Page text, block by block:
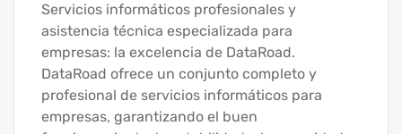
Servicios informáticos profesionales y
asistencia técnica especializada para
empresas: la excelencia de DataRoad.
DataRoad ofrece un conjunto completo y
profesional de servicios informáticos para
empresas, garantizando el buen